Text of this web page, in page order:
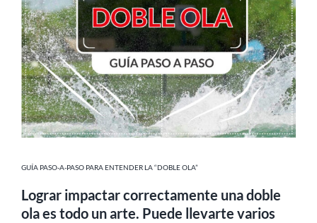
MI CUENTA
SEARCH
FOR:
GUÍA PASO-A-PASO PARA ENTENDER LA “DOBLE OLA”
Lograr impactar correctamente una doble
ola es todo un arte. Puede llevarte varios